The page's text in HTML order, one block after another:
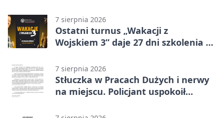
7 sierpnia 2026
Ostatni turnus „Wakacji z
Wojskiem 3” daje 27 dni szkolenia i
7 sierpnia 2026
Stłuczka w Pracach Dużych i nerwy
na miejscu. Policjant uspokoił